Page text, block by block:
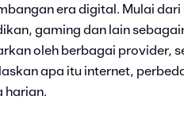
era digital. Mulai
gaming dan lain
oleh berbagai provider,
apa itu internet,
harian.